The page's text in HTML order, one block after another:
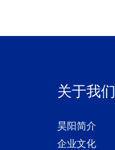
关于我们
昊阳简介
企业文化